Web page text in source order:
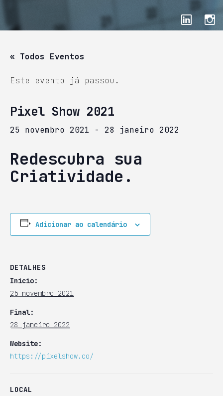
« Todos Eventos
Este evento já passou.
Pixel Show 2021
25 novembro 2021 - 28 janeiro 2022
Redescubra sua
Criatividade.
Adicionar ao calendário
DETALHES
Início:
25 novembro 2021
Final:
28 janeiro 2022
Website:
https://pixelshow.co/
LOCAL